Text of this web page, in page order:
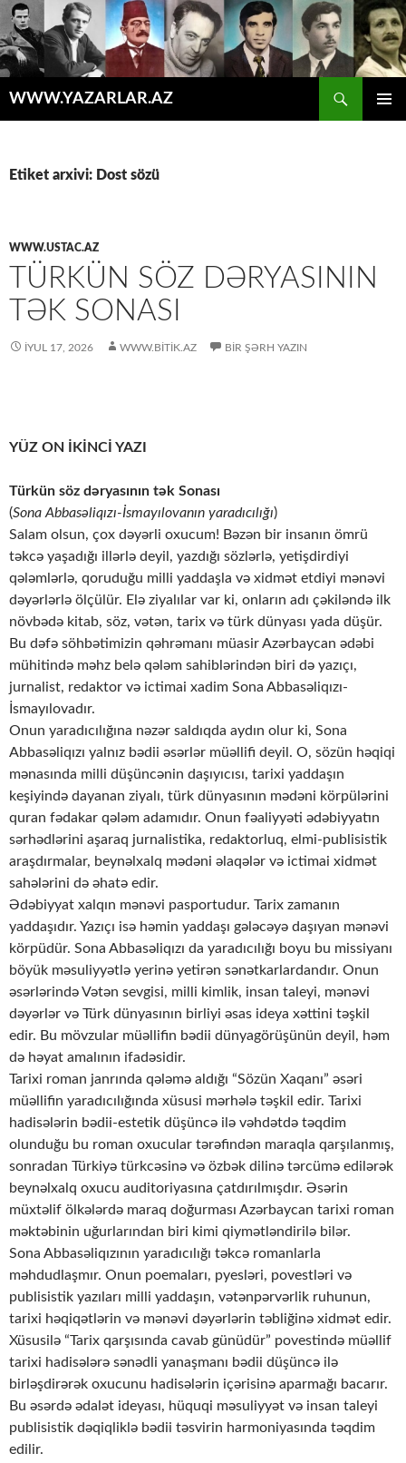
WWW.YAZARLAR.AZ
Etiket arxivi: Dost sözü
WWW.USTAC.AZ
TÜRKÜN SÖZ DƏRYASININ
TƏK SONASI
İYUL 17, 2026 WWW.BITIK.AZ BIR ŞƏRH YAZIN
YÜZ ON İKİNCİ YAZI
Türkün söz dəryasının tək Sonası
(Sona Abbasəliqızı-İsmayılovanın yaradıcılığı)
Salam olsun, çox dəyərli oxucum! Bəzən bir insanın ömrü
təkcə yaşadığı illərlə deyil, yazdığı sözlərlə, yetişdirdiyi
qələmlərlə, qoruduğu milli yaddaşla və xidmət etdiyi mənəvi
dəyərlərlə ölçülür. Elə ziyalılar var ki, onların adı çəkiləndə ilk
növbədə kitab, söz, vətən, tarix və türk dünyası yada düşür.
Bu dəfə söhbətimizin qəhrəmanı müasir Azərbaycan ədəbi
mühitində məhz belə qələm sahiblərindən biri də yazıçı,
jurnalist, redaktor və ictimai xadim Sona Abbasəliqızı-
İsmayılovadır.
Onun yaradıcılığına nəzər saldıqda aydın olur ki, Sona
Abbasəliqızı yalnız bədii əsərlər müəllifi deyil. O, sözün həqiqi
mənasında milli düşüncənin daşıyıcısı, tarixi yaddaşın
keşiyində dayanan ziyalı, türk dünyasının mədəni körpülərini
quran fədakar qələm adamıdır. Onun fəaliyyəti ədəbiyyatın
sərhədlərini aşaraq jurnalistika, redaktorluq, elmi-publisistik
araşdırmalar, beynəlxalq mədəni əlaqələr və ictimai xidmət
sahələrini də əhatə edir.
Ədəbiyyat xalqın mənəvi pasportudur. Tarix zamanın
yaddaşıdır. Yazıçı isə həmin yaddaşı gələcəyə daşıyan mənəvi
körpüdür. Sona Abbasəliqızı da yaradıcılığı boyu bu missiyanı
böyük məsuliyyətlə yerinə yetirən sənətkarlardandır. Onun
əsərlərində Vətən sevgisi, milli kimlik, insan taleyi, mənəvi
dəyərlər və Türk dünyasının birliyi əsas ideya xəttini təşkil
edir. Bu mövzular müəllifin bədii dünyagörüşünün deyil, həm
də həyat amalının ifadəsidir.
Tarixi roman janrında qələmə aldığı “Sözün Xaqanı” əsəri
müəllifin yaradıcılığında xüsusi mərhələ təşkil edir. Tarixi
hadisələrin bədii-estetik düşüncə ilə vəhdətdə təqdim
olunduğu bu roman oxucular tərəfindən maraqla qarşılanmış,
sonradan Türkiyə türkcəsinə və özbək dilinə tərcümə edilərək
beynəlxalq oxucu auditoriyasına çatdırılmışdır. Əsərin
müxtəlif ölkələrdə maraq doğurması Azərbaycan tarixi roman
məktəbinin uğurlarından biri kimi qiymətləndirilə bilər.
Sona Abbasəliqızının yaradıcılığı təkcə romanlarla
məhdudlaşmır. Onun poemaları, pyesləri, povestləri və
publisistik yazıları milli yaddaşın, vətənpərvərlik ruhunun,
tarixi həqiqətlərin və mənəvi dəyərlərin təbliğinə xidmət edir.
Xüsusilə “Tarix qarşısında cavab günüdür” povestində müəllif
tarixi hadisələrə sənədli yanaşmanı bədii düşüncə ilə
birləşdirərək oxucunu hadisələrin içərisinə aparmağı bacarır.
Bu əsərdə ədalət ideyası, hüquqi məsuliyyət və insan taleyi
publisistik dəqiqliklə bədii təsvirin harmoniyasında təqdim
edilir.